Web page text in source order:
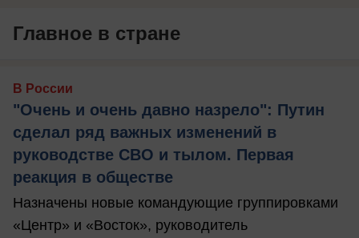
Главное в стране
В России
"Очень и очень давно назрело": Путин
сделал ряд важных изменений в
руководстве СВО и тылом. Первая
реакция в обществе
Назначены новые командующие группировками
«Центр» и «Восток», руководитель